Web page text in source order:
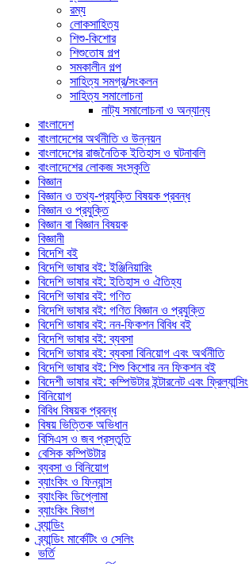
রম্য
লোকসাহিত্য
শিশু-কিশোর
শিশুতোষ গল্প
সমকালীন গল্প
সাহিত্য সমগ্র/সংকলন
সাহিত্য সমালোচনা
নাট্য সমালোচনা ও অন্যান্য
বাংলাদেশ
বাংলাদেশের অর্থনীতি ও উন্নয়ন
বাংলাদেশের রাজনৈতিক ইতিহাস ও ঘটনাবলি
বাংলাদেশের লোকজ সংস্কৃতি
বিজ্ঞান
বিজ্ঞান ও তথ্য-প্রযুক্তি বিষয়ক প্রবন্ধ
বিজ্ঞান ও প্রযুক্তি
বিজ্ঞান বা বিজ্ঞান বিষয়ক
বিজ্ঞানী
বিদেশি বই
বিদেশি ভাষার বই: ইঞ্জিনিয়ারিং
বিদেশি ভাষার বই: ইতিহাস ও ঐতিহ্য
বিদেশি ভাষার বই: গণিত
বিদেশি ভাষার বই: গণিত বিজ্ঞান ও প্রযুক্তি
বিদেশি ভাষার বই: নন-ফিকশন বিবিধ বই
বিদেশি ভাষার বই: ব্যবসা
বিদেশি ভাষার বই: ব্যবসা বিনিয়োগ এবং অর্থনীতি
বিদেশি ভাষার বই: শিশু কিশোর নন ফিকশন বই
বিদেশী ভাষার বই: কম্পিউটার ইন্টারনেট এবং ফ্রিল্যান্সিং
বিনিয়োগ
বিবিধ বিষয়ক প্রবন্ধ
বিষয় ভিত্তিক অভিধান
বিসিএস ও জব প্রস্তুতি
বেসিক কম্পিউটার
ব্যবসা ও বিনিয়োগ
ব্যাংকিং ও ফিন্যান্স
ব্যাংকিং ডিপ্লোমা
ব্যাংকিং বিভাগ
ব্র্যান্ডিং
ব্র্যান্ডিং মার্কেটিং ও সেলিং
ভর্তি